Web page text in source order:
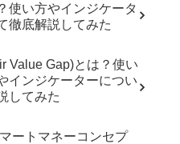
使い方やインジケータ
徹底解説してみた
Value Gap)とは？使い
インジケーターについ
してみた
ートマネーコンセプ